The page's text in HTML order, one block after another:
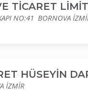
TİCARET
NO:41 BORNOVA
HÜSEYİN
İZMİR